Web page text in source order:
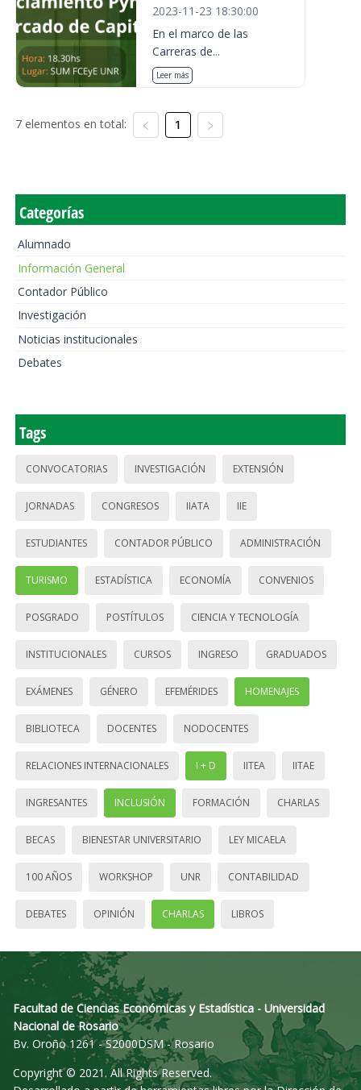
2023-11-23 18:30:00
En el marco de las
Carreras de...
Leer más
7 elementos en total: 1
Categorías
Alumnado
Información General
Contador Público
Investigación
Noticias institucionales
Debates
Tags
CONVOCATORIAS INVESTIGACIÓN EXTENSIÓN
JORNADAS CONGRESOS IIATA IIE
ESTUDIANTES CONTADOR PÚBLICO ADMINISTRACIÓN
TURISMO ESTADÍSTICA ECONOMÍA CONVENIOS
POSGRADO POSTÍTULOS CIENCIA Y TECNOLOGÍA
INSTITUCIONALES CURSOS INGRESO GRADUADOS
EXÁMENES GÉNERO EFEMÉRIDES HOMENAJES
BIBLIOTECA DOCENTES NODOCENTES
RELACIONES INTERNACIONALES I + D IITEA IITAE
INGRESANTES INCLUSIÓN FORMACIÓN CHARLAS
BECAS BIENESTAR UNIVERSITARIO LEY MICAELA
100 AÑOS WORKSHOP UNR CONTABILIDAD
DEBATES OPINIÓN CHARLAS LIBROS
Facultad de Ciencias Económicas y Estadística - Universidad
Nacional de Rosario
Bv. Oroño 1261 - S2000DSM - Rosario
Copyright © 2021. All Rights Reserved.